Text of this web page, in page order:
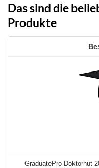
Das sind die
Produkte
GraduatePro Doktorhut